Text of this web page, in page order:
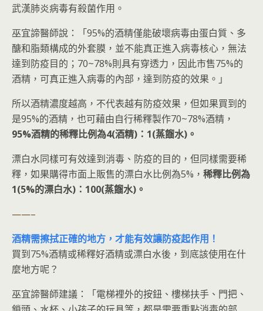
武漢肺炎病毒有殺菌作用。
巫宜諦醫師說：「95%的酒精僅能破壞病毒由蛋白質、多
醣和脂類構成的外套膜，並不能真正進入病毒核心，無法
達到防疫目的；70~78%則具有穿透力，因此市售75%的
酒精，可真正進入病毒的內部，達到防疫的效果。」
所以酒精濃度越高，不代表越有防疫效果，但如果買到的
是95%的酒精，也可藉由自行稀釋製作70~78%酒精，
95%酒精的稀釋比例為4(酒精)：1(蒸餾水)。
漂白水同樣可有效達到消毒、防疫的目的，但同樣需要稀
釋，如果購得市面上販售的漂白水比例為5%， 稀釋比例為
1(5%的漂白水)：100(蒸餾水)。
——–
酒精需擦拭正確的地方，才能有效讓防疫起作用！
買到75%酒精或稀釋好酒精或漂白水後，到底該使用在什
麼地方呢？
巫宜諦醫師建議：「電梯裡外的按鈕、樓梯扶手、門把、